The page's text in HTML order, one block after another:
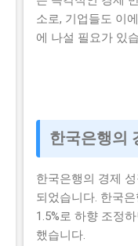
소로, 기업들도 이
에 나설 필요가 있
한국은행의
한국은행의 경제
되었습니다. 한국
1.5%로 하향 조정
했습니다.